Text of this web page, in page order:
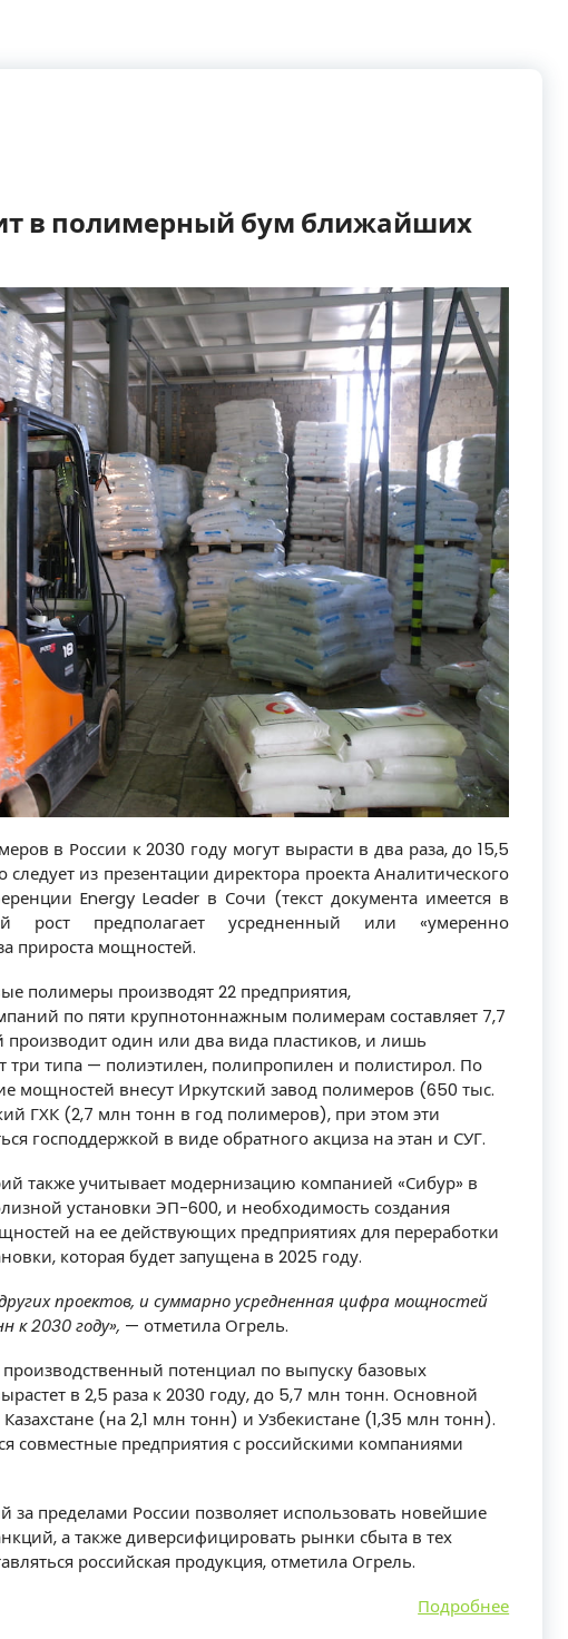
в полимерный бум ближайших
в России к 2030 году могут вырасти в два раза, до 15,5
из презентации директора проекта Аналитического
Energy Leader в Сочи (текст документа имеется в
рост предполагает усредненный или «умеренно
прироста мощностей.
полимеры производят 22 предприятия,
по пяти крупнотоннажным полимерам составляет 7,7
один или два вида пластиков, и лишь
три типа — полиэтилен, полипропилен и полистирол. По
мощностей внесут Иркутский завод полимеров (650 тыс.
ГХК (2,7 млн тонн в год полимеров), при этом эти
господдержкой в виде обратного акциза на этан и СУГ.
также учитывает модернизацию компанией «Сибур» в
установки ЭП-600, и необходимость создания
на ее действующих предприятиях для переработки
которая будет запущена в 2025 году.
проектов, и суммарно усредненная цифра мощностей
к 2030 году», — отметила Огрель.
потенциал по выпуску базовых
в 2,5 раза к 2030 году, до 5,7 млн тонн. Основной
(на 2,1 млн тонн) и Узбекистане (1,35 млн тонн).
совместные предприятия с российскими компаниями
за пределами России позволяет использовать новейшие
а также диверсифицировать рынки сбыта в тех
российская продукция, отметила Огрель.
Подробнее